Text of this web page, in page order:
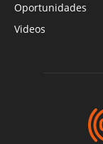
Oportunidades
Videos